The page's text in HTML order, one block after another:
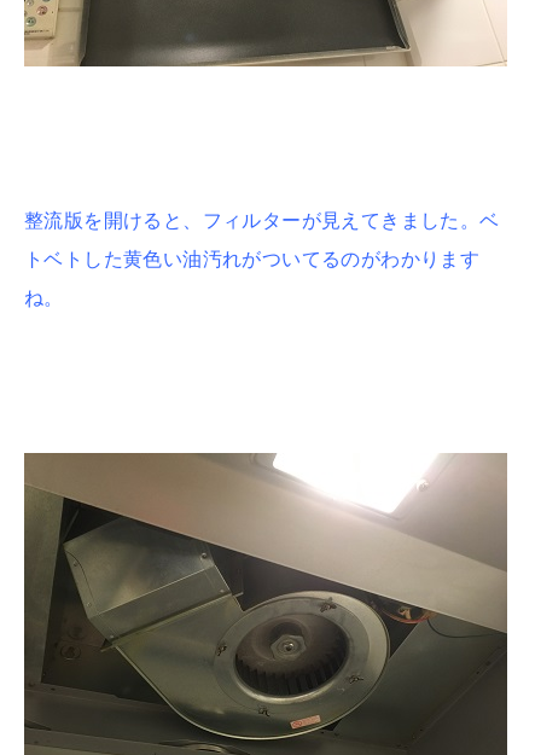
整流版を開けると、フィルターが見えてきました。ベ
トベトした黄色い油汚れがついてるのがわかります
ね。